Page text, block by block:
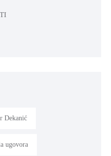
Dekanić
ugovora